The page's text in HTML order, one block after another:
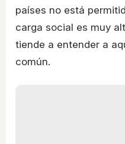
países no está
carga social es muy
tiende a entender a
común.